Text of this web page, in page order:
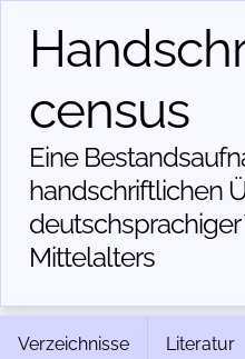
census
Eine
handschriftlichen
deutschsprachiger
Mittelalters
Verzeichnisse Literatur